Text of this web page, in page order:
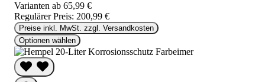
Varianten ab 65,99 €
Regulärer Preis: 200,99 €
Preise inkl. MwSt. zzgl. Versandkosten
Optionen wählen